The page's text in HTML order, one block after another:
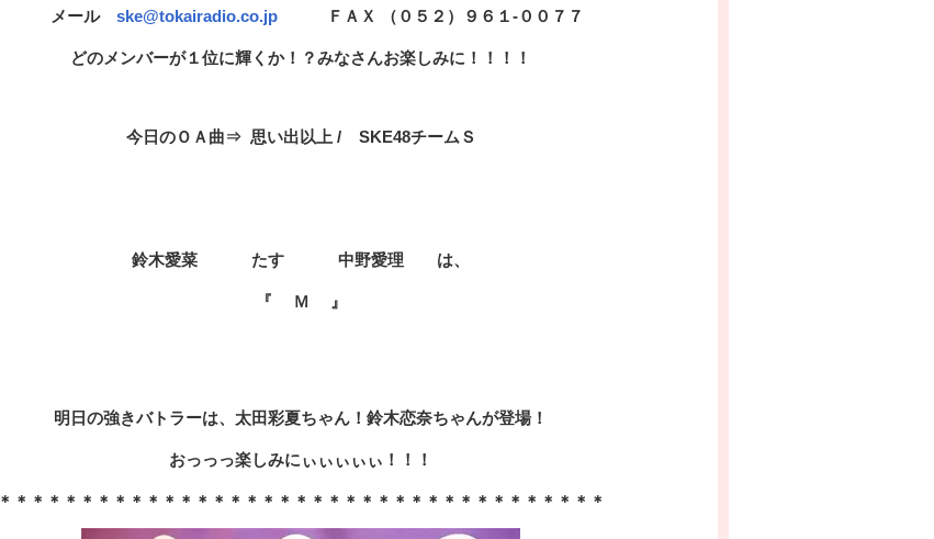
メール ske@tokairadio.co.jp ＦＡＸ （０５２）９６１-００７７
どのメンバーが１位に輝くか！？みなさんお楽しみに！！！！
今日のＯＡ曲⇒ 思い出以上 / SKE48チームＳ
鈴木愛菜 たす 中野愛理 は、
『 Ｍ 』
明日の強きバトラーは、太田彩夏ちゃん！鈴木恋奈ちゃんが登場！
おっっっ楽しみにぃぃぃぃぃ！！！
＊＊＊＊＊＊＊＊＊＊＊＊＊＊＊＊＊＊＊＊＊＊＊＊＊＊＊＊＊＊＊＊＊＊＊＊＊